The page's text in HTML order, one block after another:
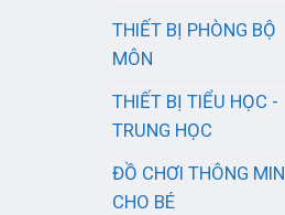
THIẾT BỊ PHÒNG BỘ
MÔN
THIẾT BỊ TIỂU HỌC -
TRUNG HỌC
ĐỒ CHƠI THÔNG
CHO BÉ